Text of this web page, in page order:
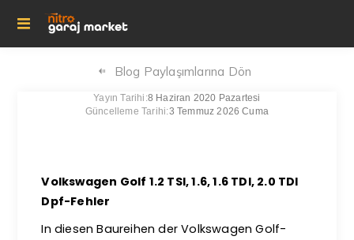
Blog Paylaşımlarına Dön
Yayın Tarihi:8 Haziran 2020 Pazartesi
Güncelleme Tarihi:3 Temmuz 2026 Cuma
Volkswagen Golf 1.2 TSI, 1.6, 1.6 TDI, 2.0 TDI
Dpf-Fehler
In diesen Baureihen der Volkswagen Golf-